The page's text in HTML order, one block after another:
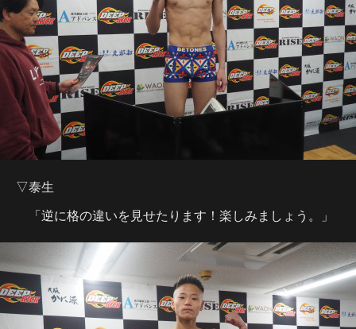
▽泰生
「逆に格の違いを見せたります！楽しみましょう。」